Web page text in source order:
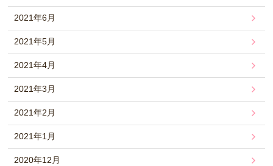
2021年6月
2021年5月
2021年4月
2021年3月
2021年2月
2021年1月
2020年12月